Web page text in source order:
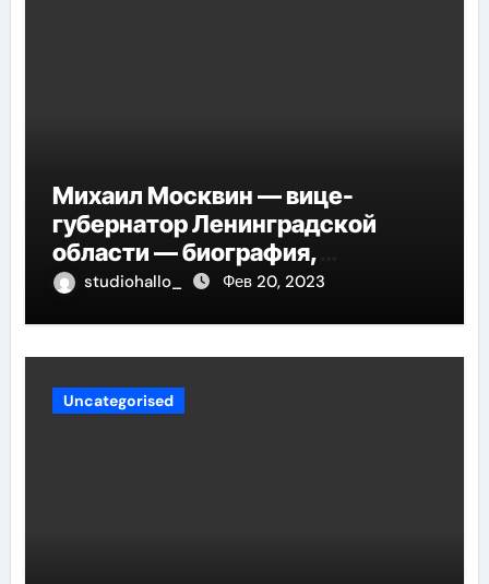
Михаил Москвин — вице-
губернатор Ленинградской
области — биография,
достижения и вклад в развитие
studiohallo_ Фев 20, 2023
Uncategorised